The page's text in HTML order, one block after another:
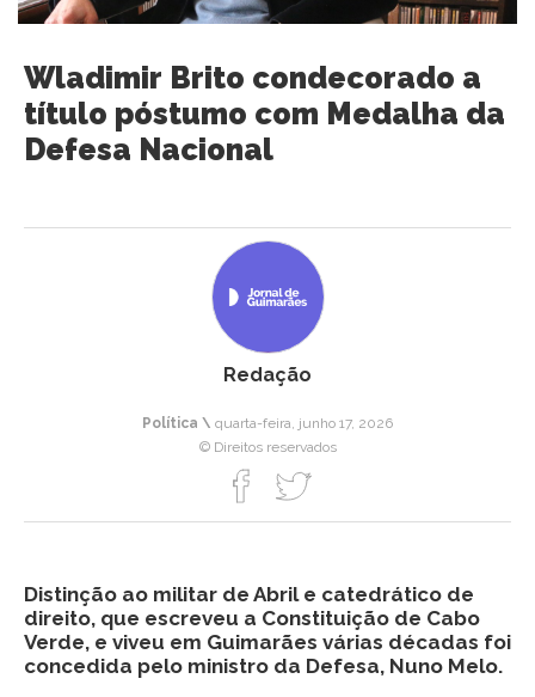
Wladimir Brito condecorado a
título póstumo com Medalha da
Defesa Nacional
Redação
Política \ quarta-feira, junho 17, 2026
© Direitos reservados
Distinção ao militar de Abril e catedrático de
direito, que escreveu a Constituição de Cabo
Verde, e viveu em Guimarães várias décadas foi
concedida pelo ministro da Defesa, Nuno Melo.